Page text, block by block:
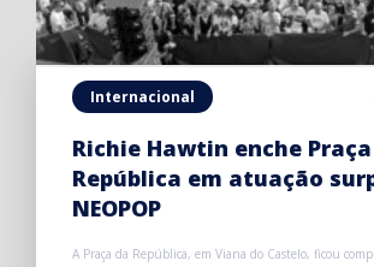
Internacional
Richie Hawtin enche
República em atuação
NEOPOP
A Praça da República, em Viana do Castelo, ficou